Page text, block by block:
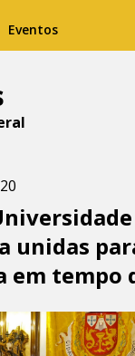
Eventos
unidas
em tempo